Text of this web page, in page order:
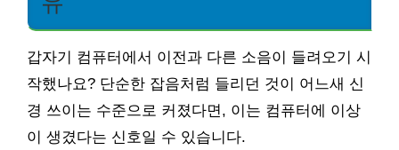
갑자기 컴퓨터에서 이전과 다른 소음이 들려오기 시
작했나요? 단순한 잡음처럼 들리던 것이 어느새 신
경 쓰이는 수준으로 커졌다면, 이는 컴퓨터에 이상
이 생겼다는 신호일 수 있습니다.